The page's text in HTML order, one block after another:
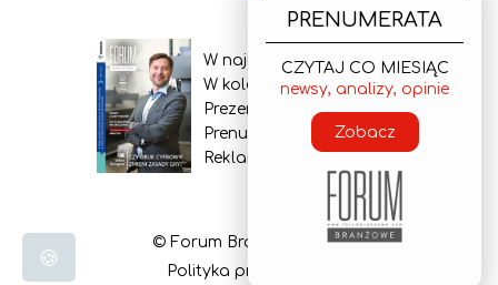
W najnowszym wydaniu
W kolejnym numerze
Prezentacja gazety
Prenumerata
Reklama
© Forum Branżowe 2026
Polityka prywatności
PRENUMERATA
CZYTAJ CO MIESIĄC
newsy, analizy, opinie
Zobacz
🍪